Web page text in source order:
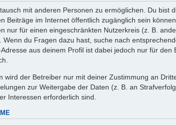
mit anderen Personen zu ermöglichen. Du bist
Beiträge im Internet öffentlich zugänglich sein
nur für einen eingeschränkten Nutzerkreis (z. B.
du Fragen dazu hast, suche nach
aus deinem Profil ist dabei jedoch nur für
wird der Betreiber nur mit deiner Zustimmung an
zur Weitergabe der Daten (z. B. an
Interessen erforderlich sind.